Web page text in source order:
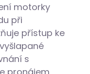
motorky
při
přístup ke
s